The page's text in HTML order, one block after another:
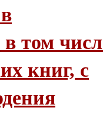
в том
книг, с